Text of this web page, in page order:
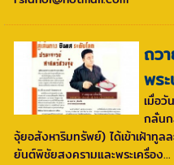
ถว
พร
เมื่อ
กลั่น
จุ้ยอสังหาริมทรัพย์) ได้เข้าเฝ้าทูล
ยันต์พิชัยสงครามและพระเครื่อง...